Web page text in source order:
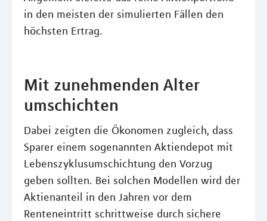
in den meisten der simulierten Fällen den
höchsten Ertrag.
Mit zunehmenden Alter
umschichten
Dabei zeigten die Ökonomen zugleich, dass
Sparer einem sogenannten Aktiendepot mit
Lebenszyklusumschichtung den Vorzug
geben sollten. Bei solchen Modellen wird der
Aktienanteil in den Jahren vor dem
Renteneintritt schrittweise durch sichere